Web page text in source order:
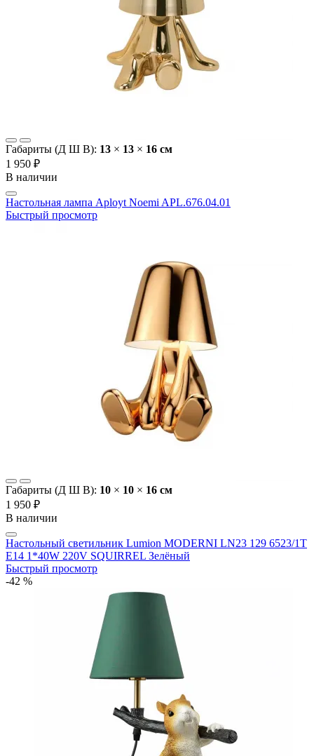
Габариты (Д Ш В): 13 × 13 × 16 cм
1 950 ₽
В наличии
Настольная лампа Aployt Noemi APL.676.04.01
Быстрый просмотр
Габариты (Д Ш В): 10 × 10 × 16 cм
1 950 ₽
В наличии
Настольный светильник Lumion MODERNI LN23 129 6523/1T
E14 1*40W 220V SQUIRREL Зелёный
Быстрый просмотр
-42 %